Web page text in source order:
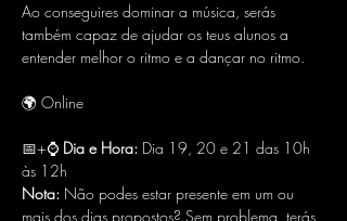
Ao conseguires dominar a música, serás
também capaz de ajudar os teus alunos a
entender melhor o ritmo e a dançar no ritmo.
🌍 Online
📅+⌚ Dia e Hora: Dia 19, 20 e 21 das 10h
às 12h
Nota: Não podes estar presente em um ou
mais dos dias propostos? Sem problema, terás